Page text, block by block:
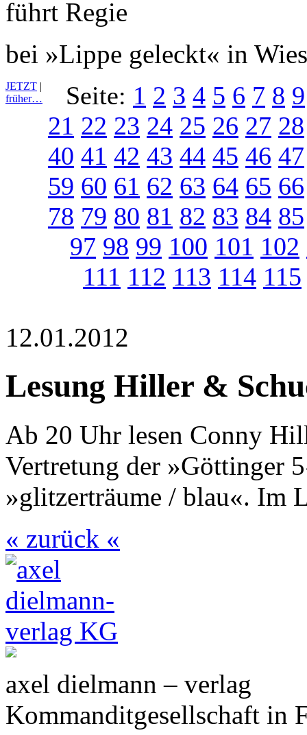
bei »Lippe geleckt« in
JETZT |
früher…
Seite: 1 2 3 4 5 6 7 8 9
21 22 23 24 25 26 27 28
40 41 42 43 44 45 46 47
59 60 61 62 63 64 65 66
78 79 80 81 82 83 84 85
97 98 99 100 101 102
111 112 113 114 115
12.01.2012
Lesung Hiller &
Ab 20 Uhr lesen Conny
Vertretung der »Göttinger
»glitzerträume / blau«. Im
« zurück «
axel dielmann – verlag
Kommanditgesellschaft in